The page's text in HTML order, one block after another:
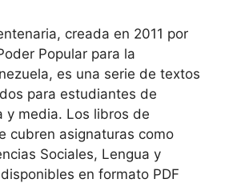
creada en 2011 por
Popular para la
es una serie de textos
para estudiantes de
y media. Los libros de
cubren asignaturas como
Sociales, Lengua y
en formato PDF